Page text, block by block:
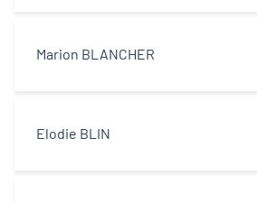
Marion BLANCHER
Elodie BLIN